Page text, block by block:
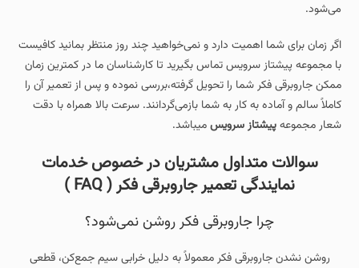
می‌شود.
اگر زمان برای شما اهمیت دارد و نمی‌خواهید چند روز منتظر بمانید کافیست
با مجموعه پیشتاز سرویس تماس بگیرید تا کارشناسان ما در کمترین زمان
ممکن جاروبرقی فکر شما را تحویل گرفته،بررسی نموده و پس از تعمیر آن را
کاملاً سالم و آماده به کار به شما بازمی‌گردانند. سرعت بالا همراه با دقت
شعار مجموعهپیشتاز سرویسمیباشد.
سوالات متداول مشتریان در خصوص خدمات
نمایندگی تعمیر جاروبرقی فکر ( FAQ )
چرا جاروبرقی فکر روشن نمی‌شود؟
روشن نشدن جاروبرقی فکر معمولاً به دلیل خرابی سیم جمع‌کن، قطعی